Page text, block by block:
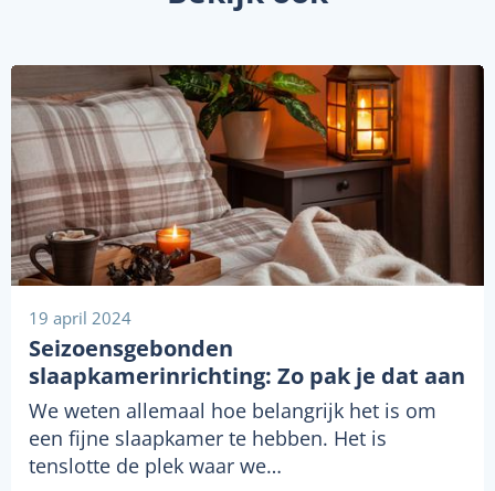
19 april 2024
Seizoensgebonden
slaapkamerinrichting: Zo pak je dat aan
We weten allemaal hoe belangrijk het is om
een fijne slaapkamer te hebben. Het is
tenslotte de plek waar we…